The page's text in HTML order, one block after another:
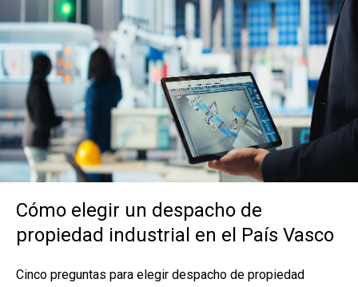
Cómo elegir un despacho de
propiedad industrial en el País Vasco
Cinco preguntas para elegir despacho de propiedad